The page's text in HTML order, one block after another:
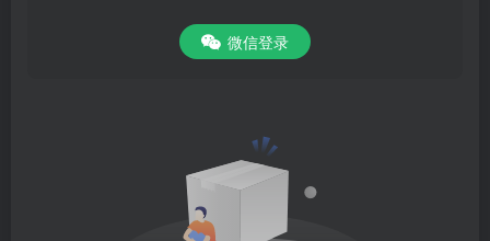
微信登录